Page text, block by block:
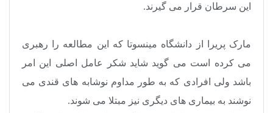
این سرطان قرار می ‌گیرند.
مارک پریرا از دانشگاه مینسوتا که این مطالعه را رهبری
می ‌کرده ‌است می ‌گوید شاید شکر عامل اصلی این امر
باشد ولی افرادی که به طور مداوم نوشابه‌ های قندی می‌
نوشند به بیماری ‌های دیگری نیز مبتلا می ‌شوند.